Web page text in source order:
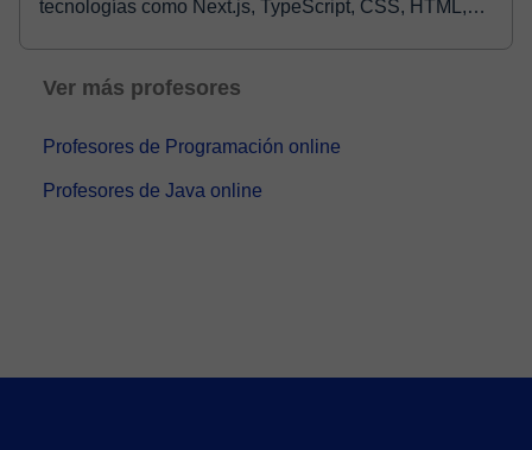
tecnologías como Next.js, TypeScript, CSS, HTML,
Ver más profesores
Profesores de Programación online
Profesores de Java online